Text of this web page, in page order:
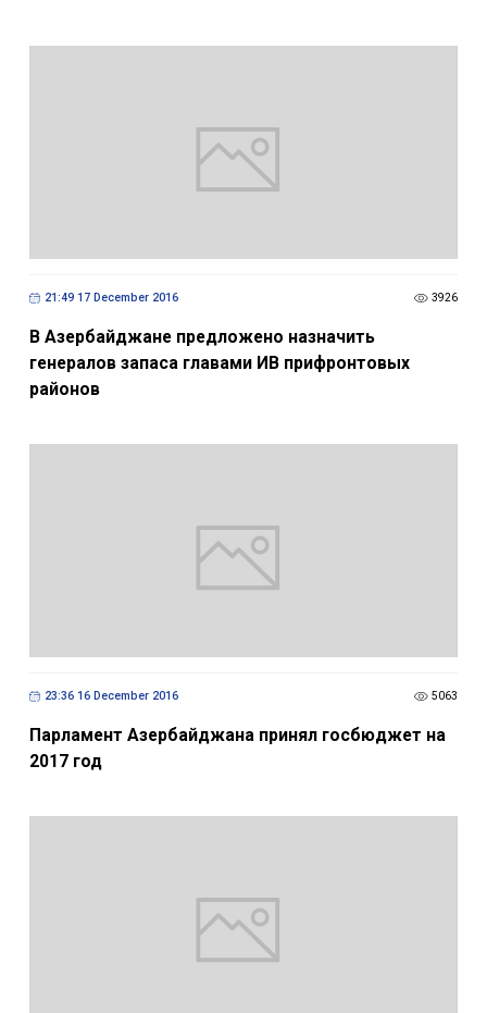
21:49 17 December 2016 3926
В Азербайджане предложено назначить
генералов запаса главами ИВ прифронтовых
районов
23:36 16 December 2016 5063
Парламент Азербайджана принял госбюджет на
2017 год